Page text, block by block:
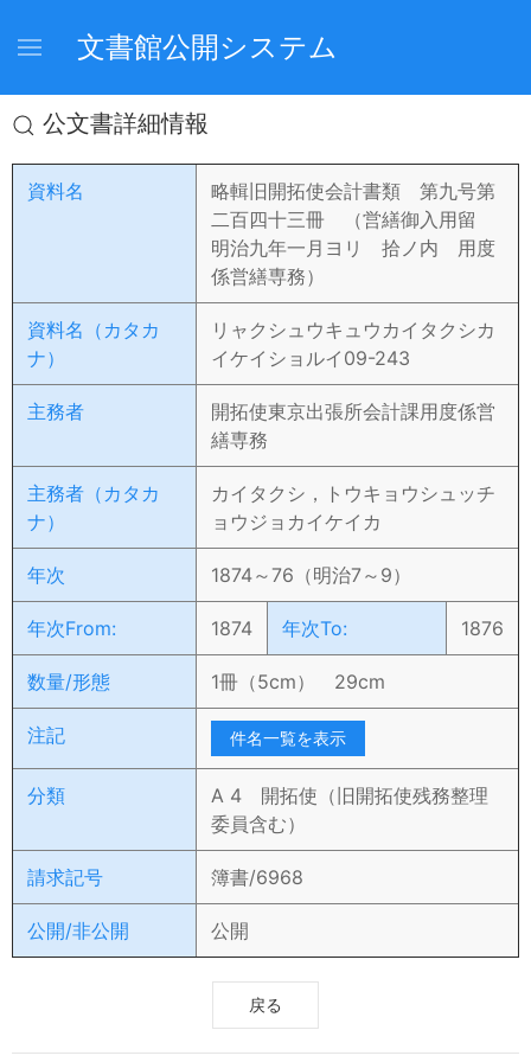
文書館公開システム
公文書詳細情報
資料名
略輯旧開拓使会計書類 第九号第
二百四十三冊 （営繕御入用留
明治九年一月ヨリ 拾ノ内 用度
係営繕専務）
資料名（カタカ
ナ）
リャクシュウキュウカイタクシカ
イケイショルイ09-243
主務者
開拓使東京出張所会計課用度係営
繕専務
主務者（カタカ
ナ）
カイタクシ，トウキョウシュッチ
ョウジョカイケイカ
年次 1874～76（明治7～9）
年次From: 1874 年次To: 1876
数量/形態 1冊（5cm） 29cm
注記 件名一覧を表示
分類
A 4 開拓使（旧開拓使残務整理
委員含む）
請求記号 簿書/6968
公開/非公開 公開
戻る